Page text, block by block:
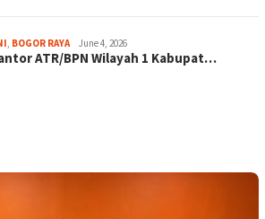
, BOGOR RAYA June 4, 2026
ATR/BPN Wilayah 1 Kabupat…